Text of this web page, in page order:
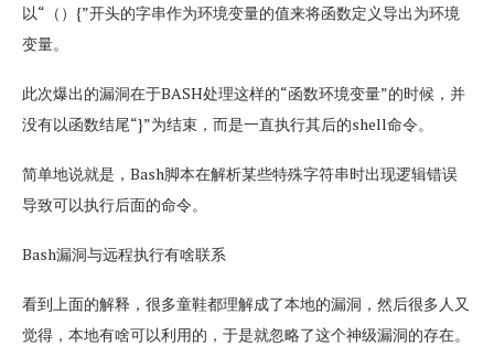
以“（）{”开头的字串作为环境变量的值来将函数定义导出为环境
变量。
此次爆出的漏洞在于BASH处理这样的“函数环境变量”的时候，并
没有以函数结尾“}”为结束，而是一直执行其后的shell命令。
简单地说就是，Bash脚本在解析某些特殊字符串时出现逻辑错误
导致可以执行后面的命令。
Bash漏洞与远程执行有啥联系
看到上面的解释，很多童鞋都理解成了本地的漏洞，然后很多人又
觉得，本地有啥可以利用的，于是就忽略了这个神级漏洞的存在。